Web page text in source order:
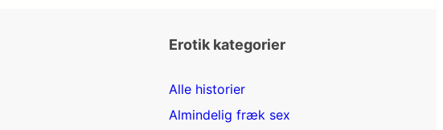
Erotik kategorier
Alle historier
Almindelig fræk sex